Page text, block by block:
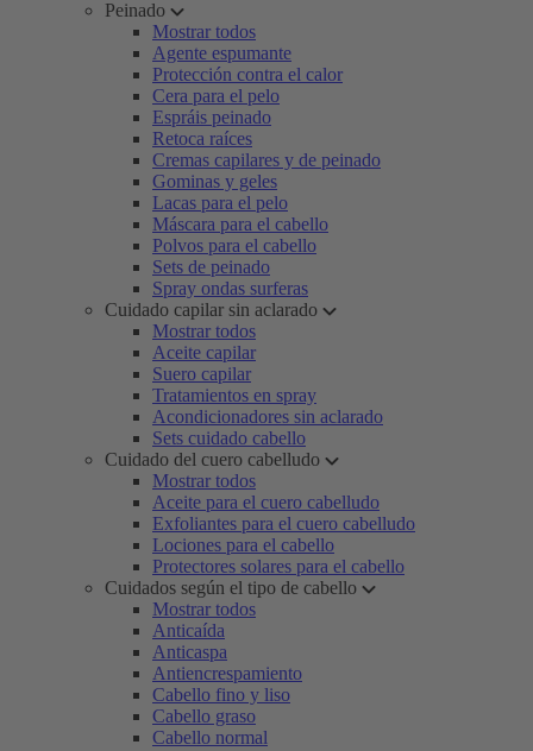
Peinado
Mostrar todos
Agente espumante
Protección contra el calor
Cera para el pelo
Espráis peinado
Retoca raíces
Cremas capilares y de peinado
Gominas y geles
Lacas para el pelo
Máscara para el cabello
Polvos para el cabello
Sets de peinado
Spray ondas surferas
Cuidado capilar sin aclarado
Mostrar todos
Aceite capilar
Suero capilar
Tratamientos en spray
Acondicionadores sin aclarado
Sets cuidado cabello
Cuidado del cuero cabelludo
Mostrar todos
Aceite para el cuero cabelludo
Exfoliantes para el cuero cabelludo
Lociones para el cabello
Protectores solares para el cabello
Cuidados según el tipo de cabello
Mostrar todos
Anticaída
Anticaspa
Antiencrespamiento
Cabello fino y liso
Cabello graso
Cabello normal